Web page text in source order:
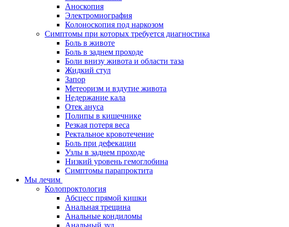
Аноскопия
Электромиография
Колоноскопия под наркозом
Симптомы при которых требуется диагностика
Боль в животе
Боль в заднем проходе
Боли внизу живота и области таза
Жидкий стул
Запор
Метеоризм и вздутие живота
Недержание кала
Отек ануса
Полипы в кишечнике
Резкая потеря веса
Ректальное кровотечение
Боль при дефекации
Узлы в заднем проходе
Низкий уровень гемоглобина
Симптомы парапроктита
Мы лечим
Колопроктология
Абсцесс прямой кишки
Анальная трещина
Анальные кондиломы
Анальный зуд